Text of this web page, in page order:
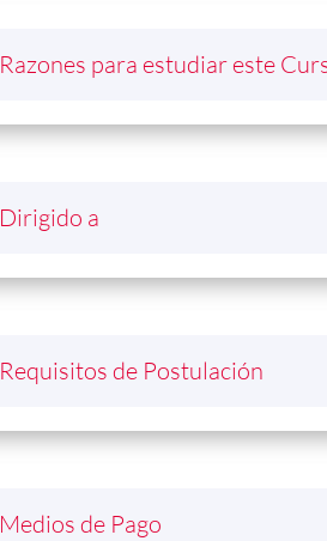
Razones para estudiar este
Dirigido a
Requisitos de Postulación
Medios de Pago